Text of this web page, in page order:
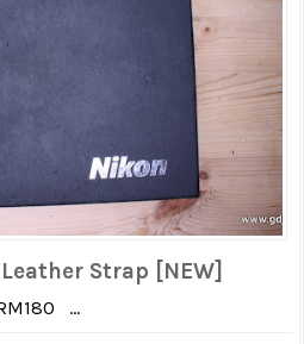
Strap [NEW]
...